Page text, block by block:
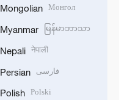
Mongolian Монгол
Myanmar မြန်မာဘာသာ
Nepali नेपाली
Persian فارسی
Polish Polski